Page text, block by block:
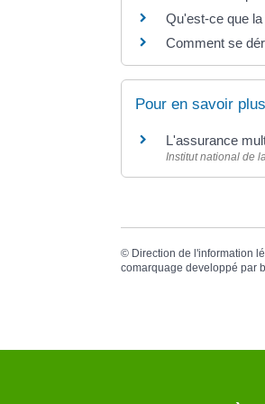
Qu'est-ce que
Comment se
Pour en savoir plus
L'assurance
Institut national de
© Direction de l'information
comarquage developpé par